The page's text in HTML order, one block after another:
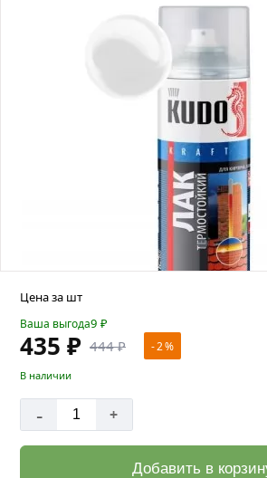
Цена за шт
Ваша выгода9 ₽
435 ₽ 444 ₽ - 2 %
В наличии
- +
Добавить в